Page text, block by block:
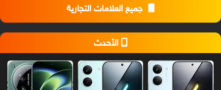
جميع العلامات التجارية
الأحدث